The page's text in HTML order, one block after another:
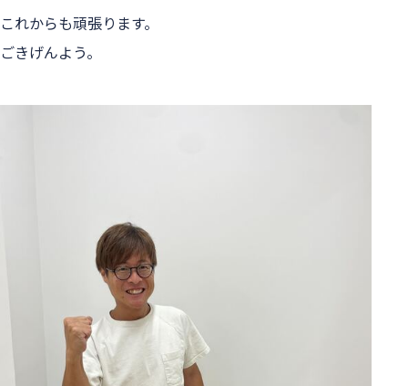
これからも頑張ります。
ごきげんよう。